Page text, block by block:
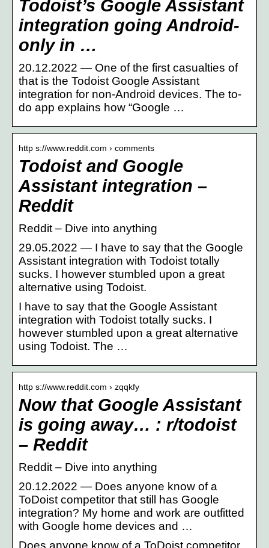
Todoist’s Google Assistant
integration going Android-
only in …
20.12.2022 — One of the first casualties of
that is the Todoist Google Assistant
integration for non-Android devices. The to-
do app explains how “Google …
http s://www.reddit.com › comments
Todoist and Google
Assistant integration –
Reddit
Reddit – Dive into anything
29.05.2022 — I have to say that the Google
Assistant integration with Todoist totally
sucks. I however stumbled upon a great
alternative using Todoist.
I have to say that the Google Assistant
integration with Todoist totally sucks. I
however stumbled upon a great alternative
using Todoist. The …
http s://www.reddit.com › zqqkfy
Now that Google Assistant
is going away… : r/todoist
– Reddit
Reddit – Dive into anything
20.12.2022 — Does anyone know of a
ToDoist competitor that still has Google
integration? My home and work are outfitted
with Google home devices and …
Does anyone know of a ToDoist competitor